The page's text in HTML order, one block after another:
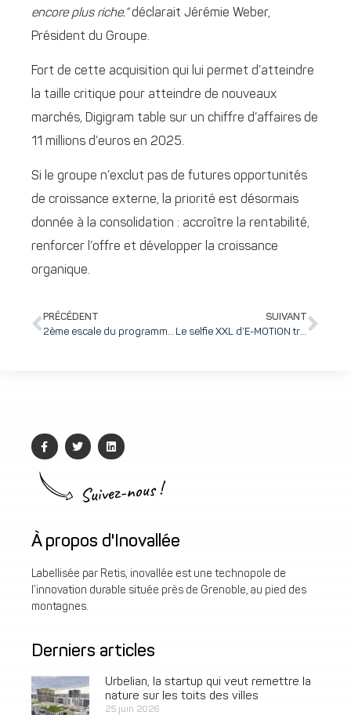
encore plus riche.”déclarait Jérémie Weber,
Président du Groupe.
Fort de cette acquisition qui lui permet d’atteindre
la taille critique pour atteindre de nouveaux
marchés, Digigram table sur un chiffre d’affaires de
11 millions d’euros en 2025.
Si le groupe n’exclut pas de futures opportunités
de croissance externe, la priorité est désormais
donnée à la consolidation : accroître la rentabilité,
renforcer l’offre et développer la croissance
organique.
PRÉCÉDENT
2ème escale du programme GATE 2 – Piloter la performance financière d’une start-up
SUIVANT
Le selfie XXL d’E-MOTION transforme la Bastille en studio photo géant !
Suivez-nous !
À propos d'Inovallée
Labellisée par Retis, inovallée est une technopole de
l’innovation durable située près de Grenoble, au pied des
montagnes.
Derniers articles
Urbelian, la startup qui veut remettre la
nature sur les toits des villes
25 juin 2026